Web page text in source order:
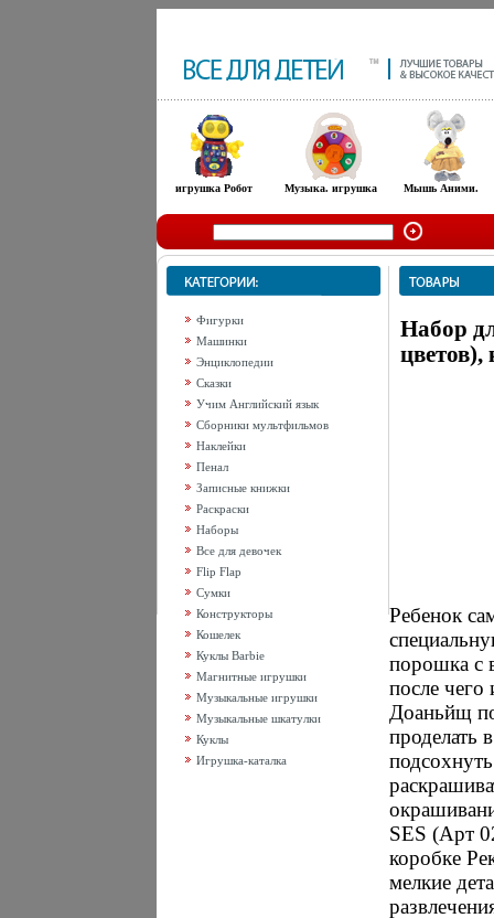
игрушка Робот Музыка. игрушка Мышь Аними.
Фигурки
Машинки
Энциклопедии
Сказки
Учим Английский язык
Сборники мультфильмов
Наклейки
Пенал
Записные книжки
Раскраски
Наборы
Все для девочек
Flip Flap
Сумки
Конструкторы
Кошелек
Куклы Barbie
Магнитные игрушки
Музыкальные игрушки
Музыкальные шкатулки
Куклы
Игрушка-каталка
Набор
Ребенок
порошка с
после
Доаньйщ
проделать
SES (Арт
коробке
мелкие